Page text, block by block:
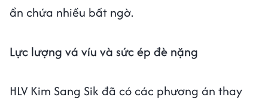
ẩn chứa nhiều bất ngờ.
Lực lượng vá víu và sức ép đè nặng
HLV Kim Sang Sik đã có các phương án thay